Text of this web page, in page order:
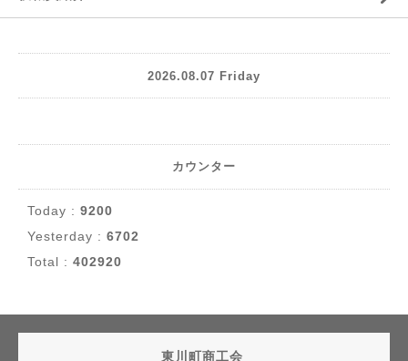
2026.08.07 Friday
カウンター
Today : 9200
Yesterday : 6702
Total : 402920
東川町商工会